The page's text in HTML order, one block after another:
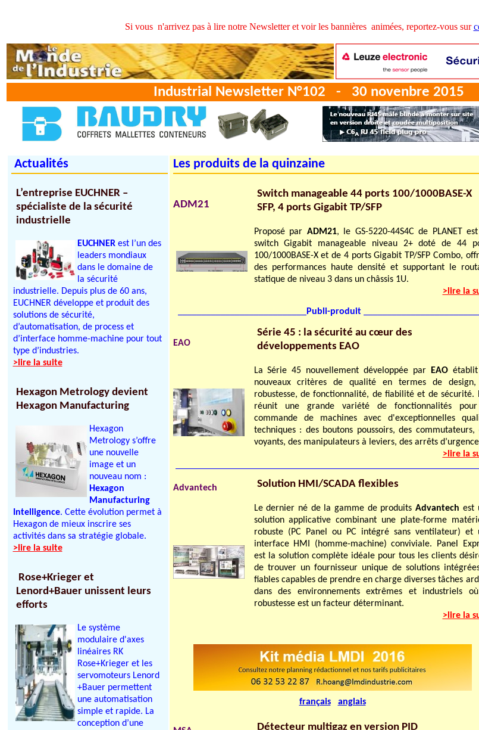
Si vous n'arrivez pas à lire notre Newsletter et voir les bannières animées, reportez-vous sur
Industrial Newsletter N°102 - 30 novenbre 2015
Actualités
L’entreprise EUCHNER –
spécialiste de la sécurité
industrielle
EUCHNER est l’un des
leaders mondiaux
dans le domaine de
la sécurité
industrielle. Depuis plus de 60 ans,
EUCHNER développe et produit des
solutions de sécurité,
d’automatisation, de process et
d’interface homme-machine pour tout
type d’industries.
>lire la suite
Hexagon Metrology devient
Hexagon Manufacturing
Hexagon
Metrology s’offre
une nouvelle
image et un
nouveau nom :
Hexagon
Manufacturing
Intelligence. Cette évolution permet à
Hexagon de mieux inscrire ses
activités dans sa stratégie globale.
>lire la suite
Rose+Krieger et
Lenord+Bauer unissent leurs
efforts
Le système
modulaire d'axes
linéaires RK
Rose+Krieger et les
servomoteurs Lenord
+Bauer permettent
une automatisation
simple et rapide. La
conception d’une
Les produits de la quinzaine
ADM21
Switch manageable 44 ports 100/1000BASE-X
SFP, 4 ports Gigabit TP/SFP
Proposé par ADM21, le GS-5220-44S4C de PLANET
switch Gigabit manageable niveau 2+ doté de 44
100/1000BASE-X et de 4 ports Gigabit TP/SFP Combo,
des performances haute densité et supportant le
statique de niveau 3 dans un châssis 1U.
>lire la
Publi-produit
EAO
Série 45 : la sécurité au cœur des
développements EAO
La Série 45 nouvellement développée par EAOétablit
nouveaux critères de qualité en termes de
robustesse, de fonctionnalité, de fiabilité et de sécurité.
réunit une grande variété de fonctionnalités
commande de machines avec d'exceptionnelles
techniques : des boutons poussoirs, des commutateurs,
voyants, des manipulateurs à leviers, des arrêts
>lire la
Advantech Solution HMI/SCADA flexibles
Le dernier né de la gamme de produitsAdvantech est
solution applicative combinant une plate-forme
robuste (PC Panel ou PC intégré sans ventilateur) et
interface HMI (homme-machine) conviviale. Panel
est la solution complète idéale pour tous les clients
de trouver un fournisseur unique de solutions
fiables capables de prendre en charge diverses tâches
dans des environnements extrêmes et industriels
robustesse est un facteur déterminant.
>lire la
français anglais
Détecteur multigaz en version PID